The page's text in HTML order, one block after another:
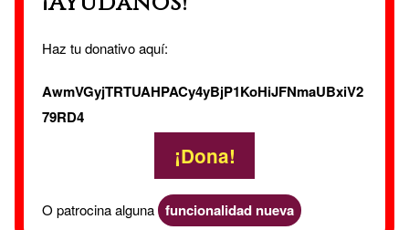
100%
Haz tu donativo aquí:
AwmVGyjTRTUAHPACy4yBjP1KoHiJFNmaUBxiV2
79RD4
¡Dona!
O patrocina alguna funcionalidad nueva